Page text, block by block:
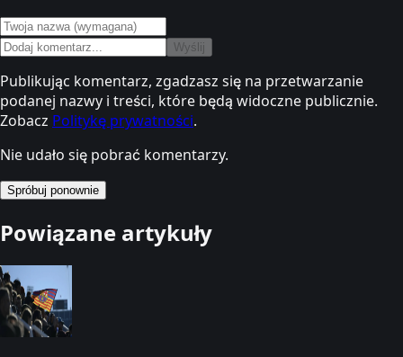
Wyślij
Publikując komentarz, zgadzasz się na przetwarzanie
podanej nazwy i treści, które będą widoczne publicznie.
Zobacz Politykę prywatności.
Nie udało się pobrać komentarzy.
Spróbuj ponownie
Powiązane artykuły